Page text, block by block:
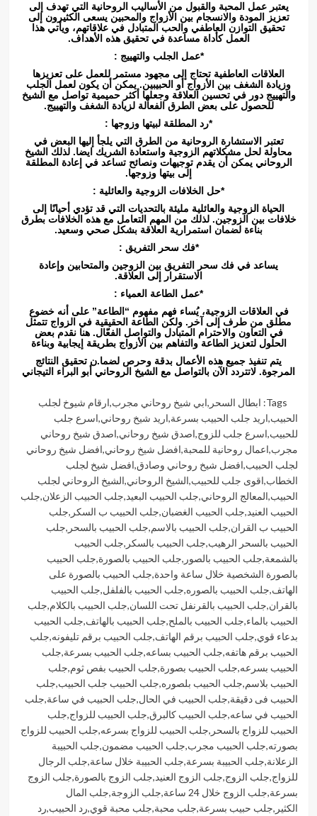
يعتبر عمل المحبة والقبول من الأساليب الروحانية التي تهدف إلى
تعزيز المودة والانسجام بين الأزواج والمحبين يسعى الكثيرون إلى
تحقيق التوازن العاطفي والحب المتبادل في علاقاتهم، ويأتي هذا
العمل كأداة مساعدة في تحقيق هذه الأهداف.
*عمل الجلب والتهييج :
العلاقات العاطفية تحتاج إلى مجهود مستمر للعمل على تعزيزها
وزيادة الشغف بين الأزواج أو الحبيبين. يمكن أن يكون لعمل الجلب
والتهييج دور في تحسين العلاقة وجعلها أكثر حميمية تواصل مع الشيخ
للحصول على بعض الطرق الفعالة لزيادة الشغف والتهييج.
*رد المطلقة لبيتها وزوجها :
تعتبر الاستشارة الروحانية من الطرق التي يلجأ إليها البعض في
محاولة لحل مشكلاتهم الزوجية واستعادة الشريك ايضا. لذلك الشيخ
الروحاني يمكن أن يقدم توجيهات ونصائح تساعد في إعادة المطلقة
إلى بيتها وزوجها.
*حل الخلافات الزوجية والعائلية :
الحياة الزوجية والعائلية مليئة بالتحديات التي قد تؤدي أحيانًا إلى
خلافات بين الزوجين. لذلك من المهم التعامل مع هذه الخلافات بطرق
بناءة لضمان استمرارية العلاقة بشكل صحي وسعيد.
*فك سحر التفريق :
يساعد في فك سحر التفريق بين الزوجين والمتحابين وإعادة
الاستقرار إلى العلاقة.
*عمل الطاعة العمياء :
في العلاقات الزوجية، يُساء فهم مفهوم “الطاعة” على أنه خضوع
مطلق من طرف إلى آخر. ولكن الطاعة الحقيقية في الزواج تتمثل
في التعاون والاحترام المتبادل والتواصل الفعّال. هنا نقدم بعض
الحلول لتعزيز الطاعة والتفاهم بين الأزواج بطريقة إيجابية وبناءة
يتم تنفيذ جميع هذه الأعمال بدقة وحرص لضما.ن تحقيق النتائج
المرجوة. لاتتردد الآن بالتواصل مع الشيخ الروحاني أبو البراء التيجاني
Tags: ابطال السحر ,ابي شيخ روحاني مجرب,ارقام شيوخ لجلب
الحبيب,اريد جلب الحبيب بسرعة,اريد شيخ روحاني,اسرع جلب
للحبيب,اسرع جلب للزوج,اصدق شيخ روحاني,اصدق شيخ روحاني
مجرب,اعمال روحانية للمحبة,افضل شيخ روحاني,افضل شيخ روحاني
لجلب الحبيب,افضل شيخ روحاني وصادق,افضل شيخ لجلب
الخطاب,اقوى جلب للحبيب,الشيخ الروحاني,الشيخ الروحاني لجلب
الحبيب,المعالج الروحاني,جلب الحبيب البعيد,جلب الحبيب الزعلان,جلب
الحبيب العنيد,جلب الحبيب الغضبان,جلب الحبيب ب السكر ,جلب
الحبيب ب القران,جلب الحبيب بالاسم,جلب الحبيب بالسحر ,جلب
الحبيب بالسحر الرهيب,جلب الحبيب بالسكر ,جلب الحبيب
بالشمعة,جلب الحبيب بالصور ,جلب الحبيب بالصورة,جلب الحبيب
بالصورة الشخصية خلال ساعة واحدة,جلب الحبيب بالصورة على
الهاتف,جلب الحبيب بالصوره,جلب الحبيب بالفلفل,جلب الحبيب
بالقران,جلب الحبيب بالقرنفل تحت اللسان,جلب الحبيب بالكلام,جلب
الحبيب بالماء,جلب الحبيب بالملح,جلب الحبيب بالهاتف,جلب الحبيب
بدعاء قوي,جلب الحبيب برقم الهاتف,جلب الحبيب برقم تليفونه,جلب
الحبيب برقم هاتفه,جلب الحبيب بساعه,جلب الحبيب بسرعة,جلب
الحبيب بسرعه,جلب الحبيب بصورة,جلب الحبيب بفص ثوم,جلب
الحبيب بلاسم,جلب الحبيب بلصوره,جلب الحبيب جلب الحبيب,جلب
الحبيب فى دقيقة,جلب الحبيب في الحال,جلب الحبيب في ساعة,جلب
الحبيب في ساعه,جلب الحبيب كالبرق,جلب الحبيب للزواج,جلب
الحبيب للزواج بالسحر ,جلب الحبيب للزواج بسرعه,جلب الحبيب للزواج
بصورته,جلب الحبيب مجرب,جلب الحبيب مضمون,جلب الحبيبة
الزعلانة,جلب الحبيبة بسرعة,جلب الحبيبة خلال ساعة,جلب الرجال
للزواج,جلب الزوج,جلب الزوج العنيد,جلب الزوج بالصورة,جلب الزوج
بسرعة,جلب الزوج خلال 24 ساعة ,جلب الزوجة,جلب المال
الكثير ,جلب حبيب بسرعة,جلب محبة,جلب محبة قوي,رد الحبيب,رد